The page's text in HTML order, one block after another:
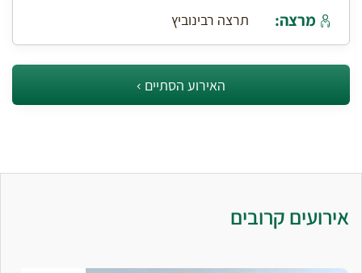
מרצה: תרצה רבינוביץ
האירוע הסתיים
אירועים קרובים